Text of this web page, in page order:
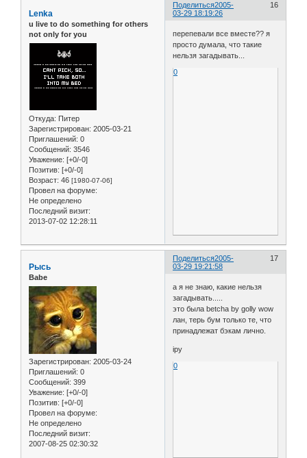
Поделиться 16
2005-
03-29 18:19:26
Lenka
u live to do something for others
not only for you
Откуда: Питер
Зарегистрирован: 2005-03-21
Приглашений: 0
Сообщений: 3546
Уважение: [+0/-0]
Позитив: [+0/-0]
Возраст: 46 [1980-07-06]
Провел на форуме:
Не определено
Последний визит:
2013-07-02 12:28:11
перепевали все вместе?? я
просто думала, что такие
нельзя загадывать...
0
Поделиться 17
2005-
03-29 19:21:58
Рысь
Babe
Зарегистрирован: 2005-03-24
Приглашений: 0
Сообщений: 399
Уважение: [+0/-0]
Позитив: [+0/-0]
Провел на форуме:
Не определено
Последний визит:
2007-08-25 02:30:32
а я не знаю, какие нельзя
загадывать.....
это была betcha by golly wow
лан, терь бум только те, что
принадлежат бэкам лично.
ipy
0